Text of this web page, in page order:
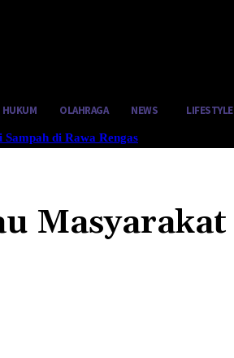
HUKUM OLAHRAGA NEWS LIFESTYLE
di Rawa Rengas
Masyarakat